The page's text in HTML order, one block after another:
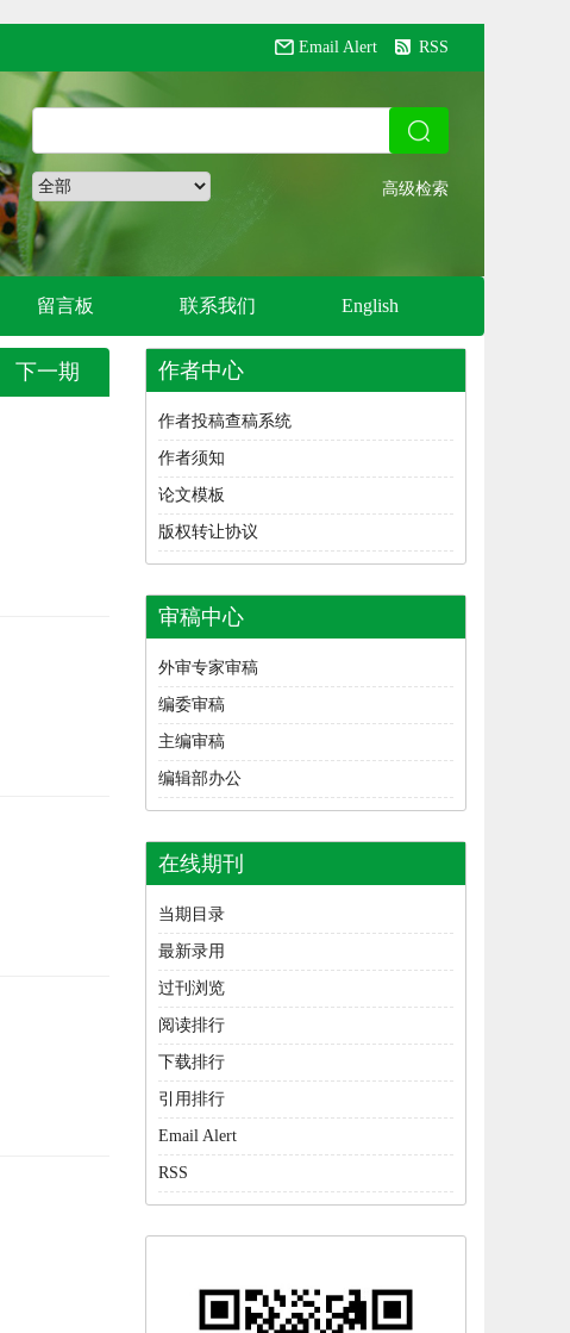
Email Alert RSS
留言板 联系我们 English
作者中心
作者投稿查稿系统
作者须知
论文模板
版权转让协议
审稿中心
外审专家审稿
编委审稿
主编审稿
编辑部办公
在线期刊
当期目录
最新录用
过刊浏览
阅读排行
下载排行
引用排行
Email Alert
RSS
下一期